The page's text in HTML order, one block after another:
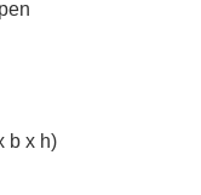
b x h)